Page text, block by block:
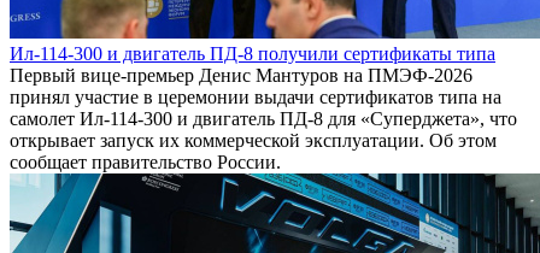
Ил-114-300 и двигатель ПД-8 получили сертификаты типа
Первый вице-премьер Денис Мантуров на ПМЭФ-2026
принял участие в церемонии выдачи сертификатов типа на
самолет Ил-114-300 и двигатель ПД-8 для «Суперджета», что
открывает запуск их коммерческой эксплуатации. Об этом
сообщает правительство России.